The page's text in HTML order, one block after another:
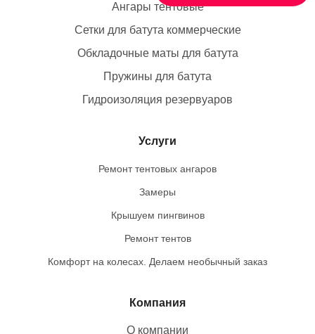
Ангары тентовые
Сетки для батута коммерческие
Обкладочные маты для батута
Пружины для батута
Гидроизоляция резервуаров
Услуги
Ремонт тентовых ангаров
Замеры
Крышуем пингвинов
Ремонт тентов
Комфорт на колесах. Делаем необычный заказ
Компания
О компании